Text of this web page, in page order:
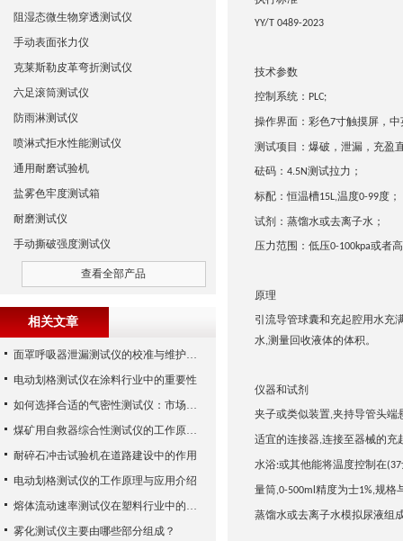
YY/T 0489-2023
技术参数
控制系统： PLC;
操作界面：彩色7寸触摸屏，
测试项目：爆破，泄漏，充盈
砝码： 4.5N测试拉力；
标配：恒温槽15L,温度0-99度；
试剂：蒸馏水或去离子水；
压力范围：低压0-100kpa或者
原理
引流导管球囊和充起腔用水充
水,测量回收液体的体积。
仪器和试剂
夹子或类似装置,夹持导管头端
适宜的连接器,连接至器械的充
水浴:或其他能将温度控制在(37
量筒,0-500ml 精度为士1%,规格
蒸馏水或去离子水模拟尿液组
阻湿态微生物穿透测试仪
手动表面张力仪
克莱斯勒皮革弯折测试仪
六足滚筒测试仪
防雨淋测试仪
喷淋式拒水性能测试仪
通用耐磨试验机
盐雾色牢度测试箱
耐磨测试仪
手动撕破强度测试仪
查看全部产品
相关文章
面罩呼吸器泄漏测试仪的校准与维护技巧
电动划格测试仪在涂料行业中的重要性
如何选择合适的气密性测试仪：市场指南
煤矿用自救器综合性测试仪的工作原理与功能解析
耐碎石冲击试验机在道路建设中的作用
电动划格测试仪的工作原理与应用介绍
熔体流动速率测试仪在塑料行业中的应用
雾化测试仪主要由哪些部分组成？